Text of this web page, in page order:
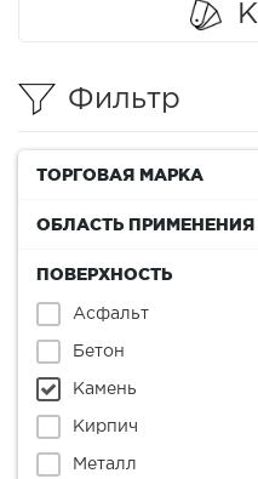
Фильтр
ТОРГОВАЯ МАРКА
ОБЛАСТЬ ПРИМЕНЕНИЯ
ПОВЕРХНОСТЬ
Асфальт
Бетон
Камень
Кирпич
Металл